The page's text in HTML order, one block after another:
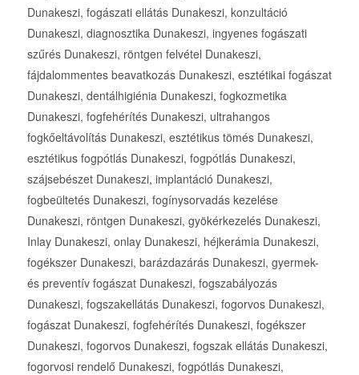
Dunakeszi, fogászati ellátás Dunakeszi, konzultáció
Dunakeszi, diagnosztika Dunakeszi, ingyenes fogászati
szűrés Dunakeszi, röntgen felvétel Dunakeszi,
fájdalommentes beavatkozás Dunakeszi, esztétikai fogászat
Dunakeszi, dentálhigiénia Dunakeszi, fogkozmetika
Dunakeszi, fogfehérítés Dunakeszi, ultrahangos
fogkőeltávolítás Dunakeszi, esztétikus tömés Dunakeszi,
esztétikus fogpótlás Dunakeszi, fogpótlás Dunakeszi,
szájsebészet Dunakeszi, implantáció Dunakeszi,
fogbeültetés Dunakeszi, fogínysorvadás kezelése
Dunakeszi, röntgen Dunakeszi, gyökérkezelés Dunakeszi,
Inlay Dunakeszi, onlay Dunakeszi, héjkerámia Dunakeszi,
fogékszer Dunakeszi, barázdazárás Dunakeszi, gyermek-
és preventív fogászat Dunakeszi, fogszabályozás
Dunakeszi, fogszakellátás Dunakeszi, fogorvos Dunakeszi,
fogászat Dunakeszi, fogfehérítés Dunakeszi, fogékszer
Dunakeszi, fogorvos Dunakeszi, fogszak ellátás Dunakeszi,
fogorvosi rendelő Dunakeszi, fogpótlás Dunakeszi,